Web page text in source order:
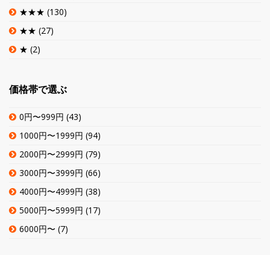
★★★ (130)
★★ (27)
★ (2)
価格帯で選ぶ
0円〜999円 (43)
1000円〜1999円 (94)
2000円〜2999円 (79)
3000円〜3999円 (66)
4000円〜4999円 (38)
5000円〜5999円 (17)
6000円〜 (7)